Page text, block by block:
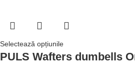
Selectează opțiunile
PULS Wafters dumbells